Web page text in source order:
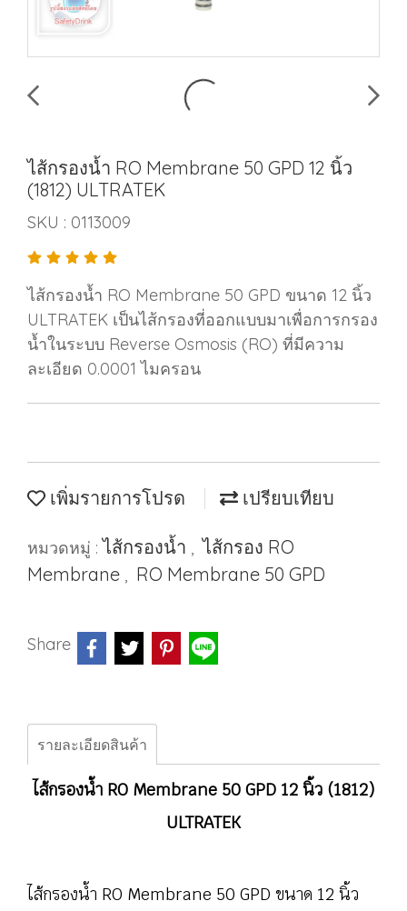
ไส้กรองน้ำ RO Membrane 50 GPD 12 นิ้ว
(1812) ULTRATEK
SKU : 0113009
ไส้กรองน้ำ RO Membrane 50 GPD ขนาด 12 นิ้ว
ULTRATEK เป็นไส้กรองที่ออกแบบมาเพื่อการกรอง
น้ำในระบบ Reverse Osmosis (RO) ที่มีความ
ละเอียด 0.0001 ไมครอน
เพิ่มรายการโปรด เปรียบเทียบ
หมวดหมู่ :ไส้กรองนํ้า , ไส้กรอง RO
Membrane , RO Membrane 50 GPD
Share
รายละเอียดสินค้า
ไส้กรองน้ำ RO Membrane 50 GPD 12 นิ้ว (1812)
ULTRATEK
ไส้กรองน้ำ RO Membrane 50 GPD ขนาด 12 นิ้ว